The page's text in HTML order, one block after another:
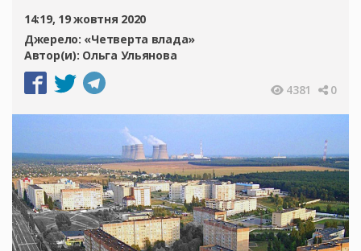
14:19, 19 жовтня 2020
Джерело: «Четверта влада»
Автор(и): Ольга Ульянова
4381 0